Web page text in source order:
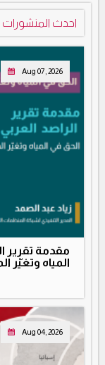
احدث المنشورات
Aug 07, 2026
المياه وتغيّر
Aug 04, 2026